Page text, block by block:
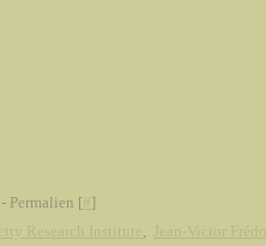
- Permalien [ ]
,